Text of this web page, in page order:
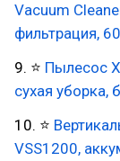
Vacuum
фильтрация,
9. ⭐ Пылесос
сухая уборка,
10. ⭐
VSS1200,